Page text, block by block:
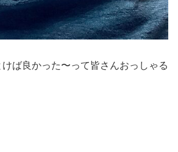
ば良かった〜って皆さんおっしゃる